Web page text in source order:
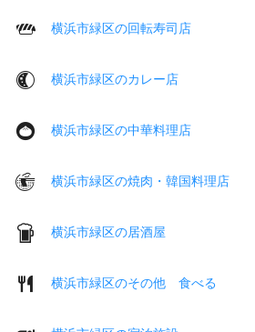
横浜市緑区の回転寿司店
横浜市緑区のカレー店
横浜市緑区の中華料理店
横浜市緑区の焼肉・韓国料理店
横浜市緑区の居酒屋
横浜市緑区のその他 食べる